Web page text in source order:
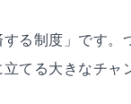
る制度」です。
てる大きなチャ